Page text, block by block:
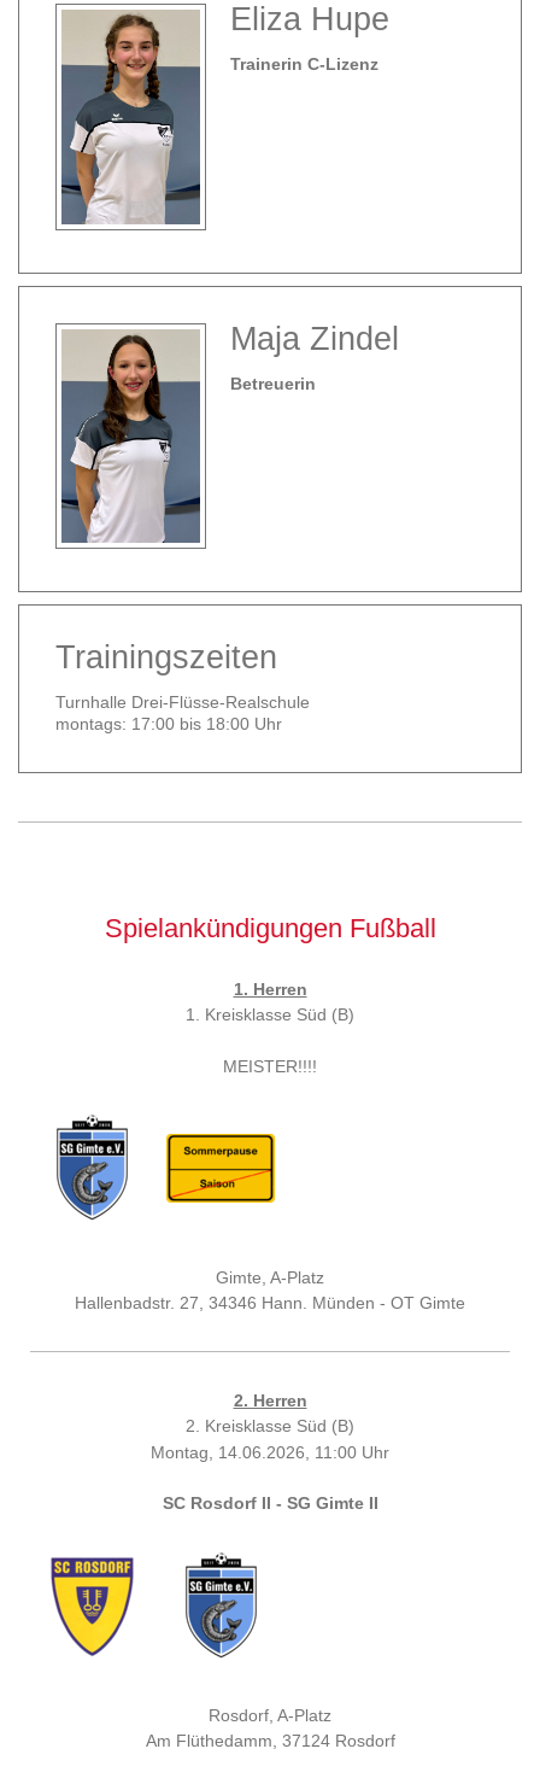
Eliza Hupe
Trainerin C-Lizenz
Maja Zindel
Betreuerin
Trainingszeiten
Turnhalle Drei-Flüsse-Realschule
montags: 17:00 bis 18:00 Uhr
Spielankündigungen Fußball
1. Herren
1. Kreisklasse Süd (B)
MEISTER!!!!
Gimte, A-Platz
Hallenbadstr. 27, 34346 Hann. Münden - OT Gimte
2. Herren
2. Kreisklasse Süd (B)
Montag, 14.06.2026, 11:00 Uhr
SC Rosdorf II - SG Gimte II
Rosdorf, A-Platz
Am Flüthedamm, 37124 Rosdorf